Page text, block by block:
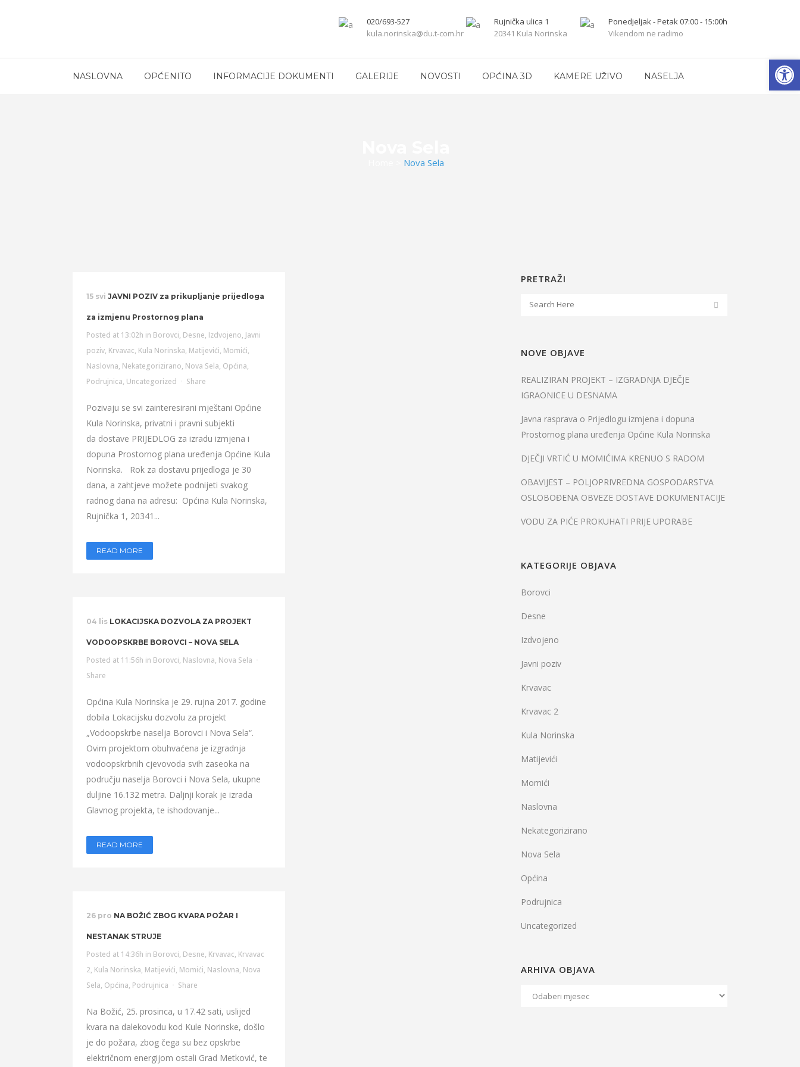
020/693-527
kula.norinska@du.t-com.hr
Rujnička ulica 1
20341 Kula Norinska
Ponedjeljak - Petak 07:00 - 15:00h
Vikendom ne radimo
NASLOVNA OPĆENITO INFORMACIJE DOKUMENTI GALERIJE NOVOSTI OPĆINA 3D KAMERE UŽIVO NASELJA
Nova Sela
15 svi JAVNI POZIV za prikupljanje prijedloga
za izmjenu Prostornog plana
Posted at 13:02h in Borovci, Desne, Izdvojeno, Javni
poziv, Krvavac, Kula Norinska, Matijevići, Momići,
Naslovna, Nekategorizirano, Nova Sela, Općina,
Podrujnica, Uncategorized Share
Pozivaju se svi zainteresirani mještani Općine
Kula Norinska, privatni i pravni subjekti
da dostave PRIJEDLOG za izradu izmjena i
dopuna Prostornog plana uređenja Općine Kula
Norinska. Rok za dostavu prijedloga je 30
dana, a zahtjeve možete podnijeti svakog
radnog dana na adresu: Općina Kula Norinska,
Rujnička 1, 20341...
READ MORE
04 lis LOKACIJSKA DOZVOLA ZA PROJEKT
VODOOPSKRBE BOROVCI – NOVA SELA
Posted at 11:56h in Borovci, Naslovna, Nova Sela
Share
Općina Kula Norinska je 29. rujna 2017. godine
dobila Lokacijsku dozvolu za projekt
„Vodoopskrbe naselja Borovci i Nova Sela“.
Ovim projektom obuhvaćena je izgradnja
vodoopskrbnih cjevovoda svih zaseoka na
području naselja Borovci i Nova Sela, ukupne
duljine 16.132 metra. Daljnji korak je izrada
Glavnog projekta, te ishodovanje...
READ MORE
26 pro NA BOŽIĆ ZBOG KVARA POŽAR I
NESTANAK STRUJE
Posted at 14:36h in Borovci, Desne, Krvavac, Krvavac
2, Kula Norinska, Matijevići, Momići, Naslovna, Nova
Sela, Općina, Podrujnica Share
Na Božić, 25. prosinca, u 17.42 sati, uslijed
kvara na dalekovodu kod Kule Norinske, došlo
je do požara, zbog čega su bez opskrbe
električnom energijom ostali Grad Metković, te
PRETRAŽI
NOVE OBJAVE
REALIZIRAN PROJEKT – IZGRADNJA DJEČJE
IGRAONICE U DESNAMA
Javna rasprava o Prijedlogu izmjena i dopuna
Prostornog plana uređenja Općine Kula Norinska
DJEČJI VRTIĆ U MOMIĆIMA KRENUO S RADOM
OBAVIJEST – POLJOPRIVREDNA GOSPODARSTVA
OSLOBOĐENA OBVEZE DOSTAVE DOKUMENTACIJE
VODU ZA PIĆE PROKUHATI PRIJE UPORABE
KATEGORIJE OBJAVA
Borovci
Desne
Izdvojeno
Javni poziv
Krvavac
Krvavac 2
Kula Norinska
Matijevići
Momići
Naslovna
Nekategorizirano
Nova Sela
Općina
Podrujnica
Uncategorized
ARHIVA OBJAVA
Arhiva